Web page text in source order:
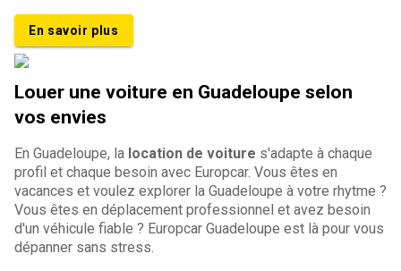
En savoir plus
Louer une voiture en Guadeloupe selon
vos envies
En Guadeloupe, la location de voiture s'adapte à chaque
profil et chaque besoin avec Europcar. Vous êtes en
vacances et voulez explorer la Guadeloupe à votre rhytme ?
Vous êtes en déplacement professionnel et avez besoin
d'un véhicule fiable ? Europcar Guadeloupe est là pour vous
dépanner sans stress.